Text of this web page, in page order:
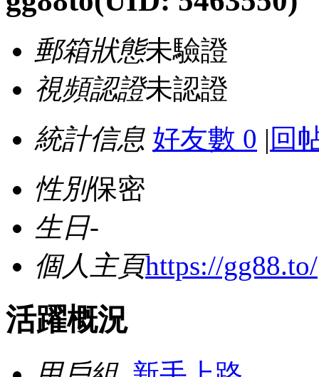
郵箱狀態未驗證
視頻認證未認證
統計信息 好友數 0 | 回
性別保密
生日-
個人主頁https://gg88.to/
活躍概況